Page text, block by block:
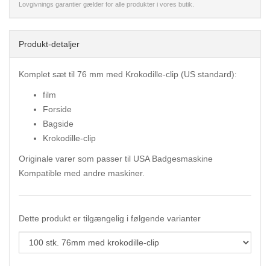
Lovgivnings garantier gælder for alle produkter i vores butik.
Produkt-detaljer
Komplet sæt til 76 mm med Krokodille-clip (US standard):
film
Forside
Bagside
Krokodille-clip
Originale varer som passer til USA Badgesmaskine
Kompatible med andre maskiner.
Dette produkt er tilgængelig i følgende varianter